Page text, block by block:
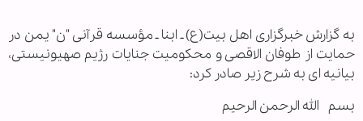
به گزارش خبرگزاری اهل بیت(ع) ـ ابنا ـ مؤسسه قرآنی "ن" یمن در
حمایت از طوفان الاقصی و محکومیت جنایات رژیم صهیونیستی،
بیانیه ای به شرح زیر صادر کرد:
بسم الله الرحمن الرحیم